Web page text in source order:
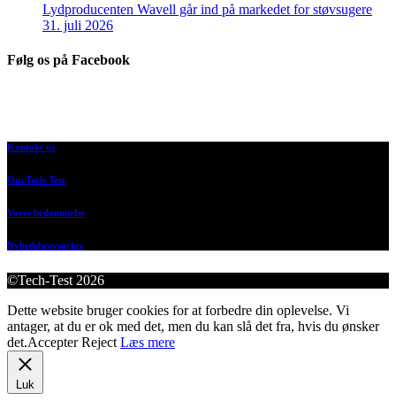
Lydproducenten Wavell går ind på markedet for støvsugere
31. juli 2026
Følg os på Facebook
Kontakt os
Om Tech-Test
Vores bedømmelse
Nyhedsbrevsarkiv
©Tech-Test 2026
Dette website bruger cookies for at forbedre din oplevelse. Vi
antager, at du er ok med det, men du kan slå det fra, hvis du ønsker
det.Accepter Reject Læs mere
Luk